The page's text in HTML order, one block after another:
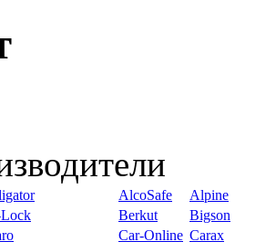
AlcoSafe
Alpine
Berkut
Bigson
Car-Online Carax